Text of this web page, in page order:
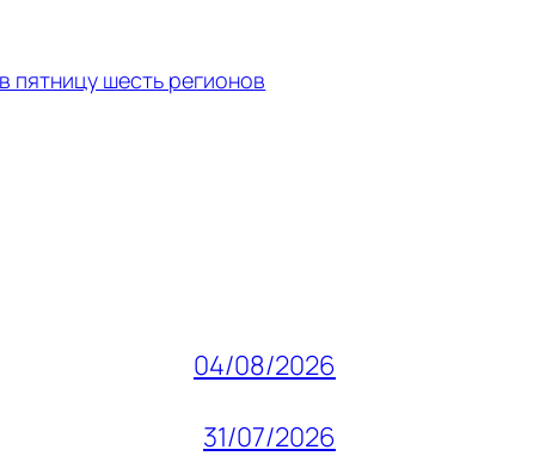
пятницу шесть регионов
04/08/2026
31/07/2026